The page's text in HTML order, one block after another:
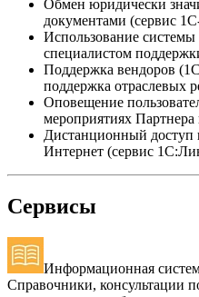
Обмен юридически
документами (сервис
Использование
специалистом
Поддержка вендоров
поддержка отраслевых
Оповещение
мероприятиях
Дистанционный
Интернет (сервис
Сервисы
Информационная
Справочники, консультации